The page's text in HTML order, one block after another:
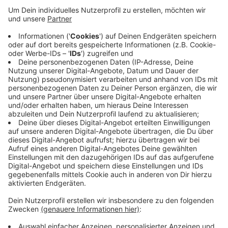
Veröffentlicht:Donnerstag, 12.11.2020 15:11
Anzeige
Für eine wöchentliche Servicepauschale von 25 Euro
steht der Roller für beliebig viele Lieferfahrten in ganz
Krefeld zur Verfügung. Der Liefer-KRuiser kann über
die SWK-App gebucht werden. Weitere Infos zu dem
Angebot gibt es außerdem bei den SWK selbst.
Anzeige